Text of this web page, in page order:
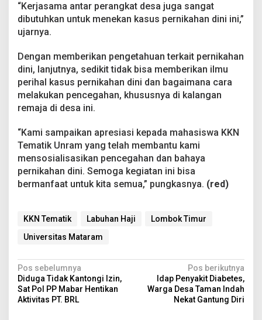
“Kerjasama antar perangkat desa juga sangat
dibutuhkan untuk menekan kasus pernikahan dini ini,”
ujarnya.
Dengan memberikan pengetahuan terkait pernikahan
dini, lanjutnya, sedikit tidak bisa memberikan ilmu
perihal kasus pernikahan dini dan bagaimana cara
melakukan pencegahan, khususnya di kalangan
remaja di desa ini.
“Kami sampaikan apresiasi kepada mahasiswa KKN
Tematik Unram yang telah membantu kami
mensosialisasikan pencegahan dan bahaya
pernikahan dini. Semoga kegiatan ini bisa
bermanfaat untuk kita semua,” pungkasnya. (red)
KKN Tematik Labuhan Haji
Lombok Timur
Universitas Mataram
N
a
v
Pos sebelumnya
Diduga Tidak Kantongi Izin,
Sat Pol PP Mabar Hentikan
Aktivitas PT. BRL
Pos berikutnya
Idap Penyakit Diabetes,
Warga Desa Taman Indah
Nekat Gantung Diri